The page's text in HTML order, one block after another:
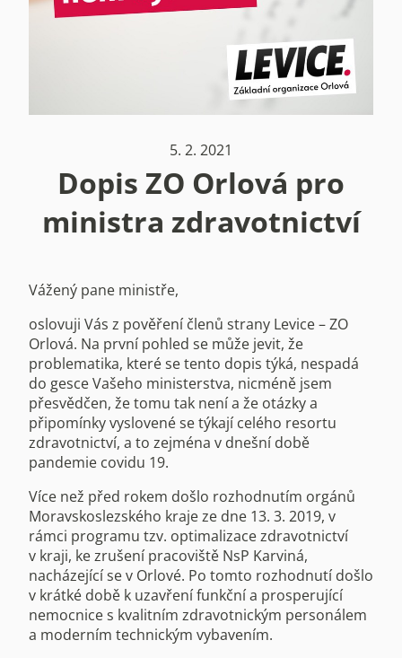
5. 2. 2021
Dopis ZO Orlová pro
ministra zdravotnictví
Vážený pane ministře,
oslovuji Vás z pověření členů strany Levice – ZO
Orlová. Na první pohled se může jevit, že
problematika, které se tento dopis týká, nespadá
do gesce Vašeho ministerstva, nicméně jsem
přesvědčen, že tomu tak není a že otázky a
připomínky vyslovené se týkají celého resortu
zdravotnictví, a to zejména v dnešní době
pandemie covidu 19.
Více než před rokem došlo rozhodnutím orgánů
Moravskoslezského kraje ze dne 13. 3. 2019, v
rámci programu tzv. optimalizace zdravotnictví
v kraji, ke zrušení pracoviště NsP Karviná,
nacházející se v Orlové. Po tomto rozhodnutí došlo
v krátké době k uzavření funkční a prosperující
nemocnice s kvalitním zdravotnickým personálem
a moderním technickým vybavením.